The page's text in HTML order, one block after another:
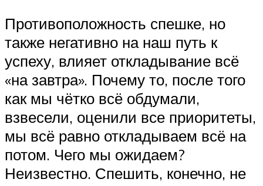
Противоположность спешке, но
также негативно на наш путь к
успеху, влияет откладывание всё
«на завтра». Почему то, после того
как мы чётко всё обдумали,
взвесели, оценили все приоритеты,
мы всё равно откладываем всё на
потом. Чего мы ожидаем?
Неизвестно. Спешить, конечно, не